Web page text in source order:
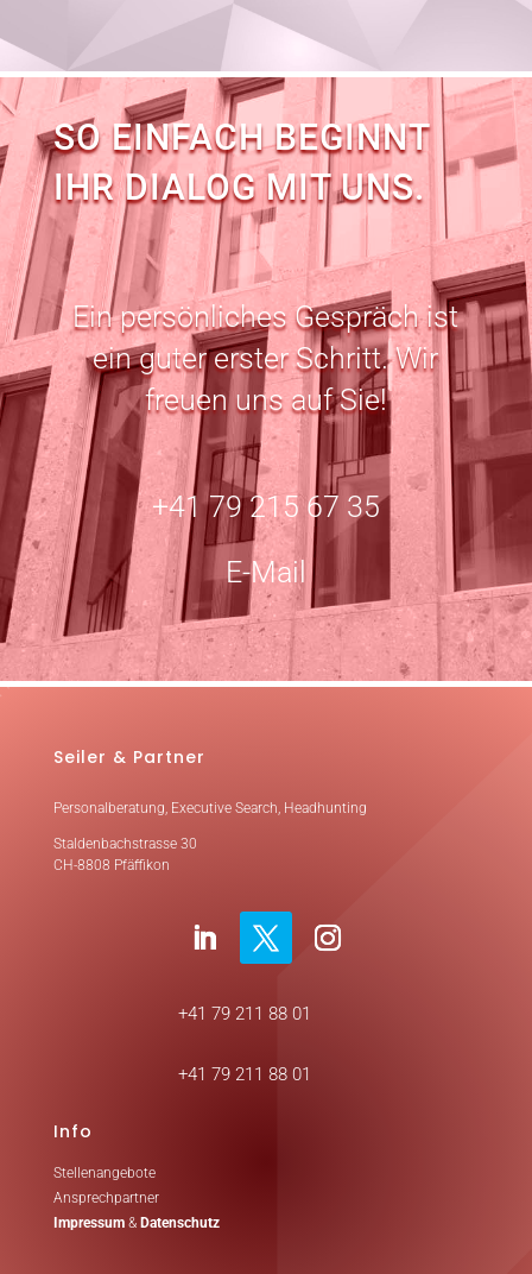
SO EINFACH BEGINNT
IHR DIALOG MIT UNS.
Ein persönliches Gespräch ist
ein guter erster Schritt. Wir
freuen uns auf Sie!
+41 79 215 67 35
E-Mail
Seiler & Partner
Personalberatung, Executive Search, Headhunting
Staldenbachstrasse 30
CH-8808 Pfäffikon
+41 79 211 88 01
+41 79 211 88 01
Info
Stellenangebote
Ansprechpartner
Impressum& Datenschutz